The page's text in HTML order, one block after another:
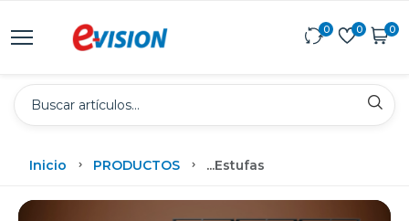
0 0 0
Inicio PRODUCTOS ...Estufas